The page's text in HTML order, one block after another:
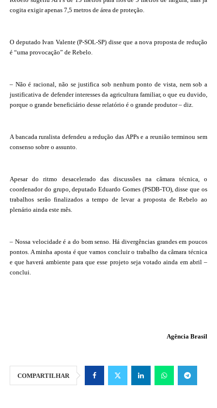
cogita exigir apenas 7,5 metros de área de proteção.
O deputado Ivan Valente (P-SOL-SP) disse que a nova proposta de redução
é “uma provocação” de Rebelo.
– Não é racional, não se justifica sob nenhum ponto de vista, nem sob a
justificativa de defender interesses da agricultura familiar, o que eu duvido,
porque o grande beneficiário desse relatório é o grande produtor – diz.
A bancada ruralista defendeu a redução das APPs e a reunião terminou sem
consenso sobre o assunto.
Apesar do ritmo desacelerado das discussões na câmara técnica, o
coordenador do grupo, deputado Eduardo Gomes (PSDB-TO), disse que os
trabalhos serão finalizados a tempo de levar a proposta de Rebelo ao
plenário ainda este mês.
– Nossa velocidade é a do bom senso. Há divergências grandes em poucos
pontos. A minha aposta é que vamos concluir o trabalho da câmara técnica
e que haverá ambiente para que esse projeto seja votado ainda em abril –
conclui.
Agência Brasil
COMPARTILHAR